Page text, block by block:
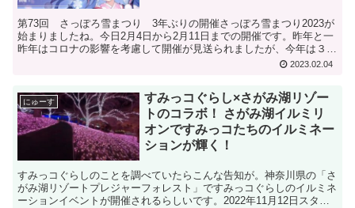
第73回 さっぽろ雪まつり 3年ぶりの開催さっぽろ雪まつり2023が
始まりましたね。今日2月4日から2月11日までの開催です。昨年と一
昨年はコロナの影響を考慮して開催が見送られましたが、今年は３年
2023.02.04
にゅーす
すみっコぐらし×さがみ湖リゾー
トのコラボ！ さがみ湖イルミリ
オンですみっコたちのイルミネー
ションが輝く！
すみっコぐらしのことを調べていたらこんな告知が。神奈川県の「さ
がみ湖リゾートプレジャーフォレスト」ですみっコぐらしのイルミネ
ーションイベントが開催されるらしいです。2022年11月12日スター